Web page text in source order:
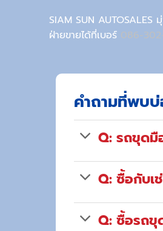
SIAM SUN AUTOSALES
ฝ่ายขายได้ที่เบอร์ 086-
คำถามที่พบ
Q: รถขุดมื
Q: ซื้อกับเ
Q: ซื้อรถขุ